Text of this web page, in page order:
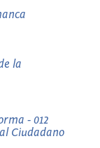
la
- 012
Ciudadano